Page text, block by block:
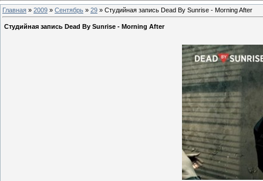
Главная » 2009 » Сентябрь » 29 » Студийная запись Dead By Sunrise - Morning After
Студийная запись Dead By Sunrise - Morning After